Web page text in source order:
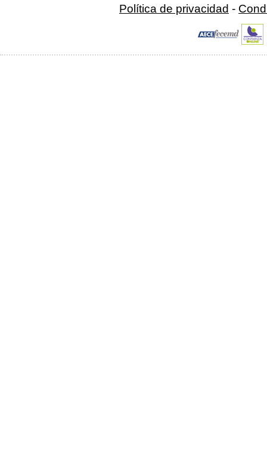
Política de privacidad -